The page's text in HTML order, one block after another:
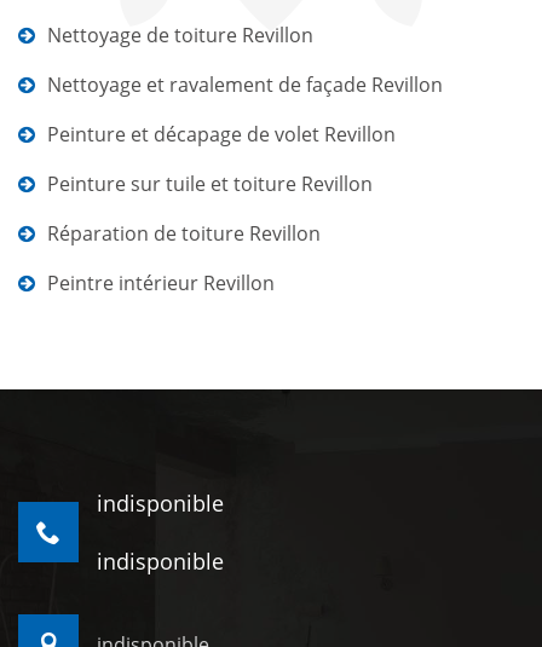
Nettoyage de toiture Revillon
Nettoyage et ravalement de façade Revillon
Peinture et décapage de volet Revillon
Peinture sur tuile et toiture Revillon
Réparation de toiture Revillon
Peintre intérieur Revillon
indisponible
indisponible